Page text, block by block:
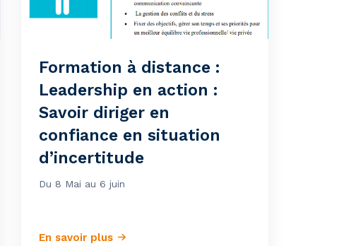
Formation à distance :
Leadership en action :
Savoir diriger en
confiance en situation
d’incertitude
Du 8 Mai au 6 juin
En savoir plus